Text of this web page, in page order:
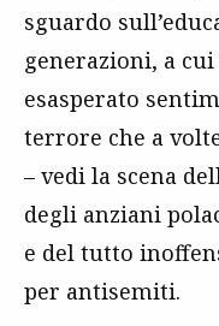
sguardo
generazioni, a
esasperato
terrore che a
– vedi la scena
degli anziani
e del tutto
per antisemiti.